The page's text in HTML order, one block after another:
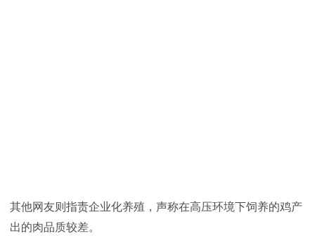
其他网友则指责企业化养殖，声称在高压环境下饲养的鸡产
出的肉品质较差。